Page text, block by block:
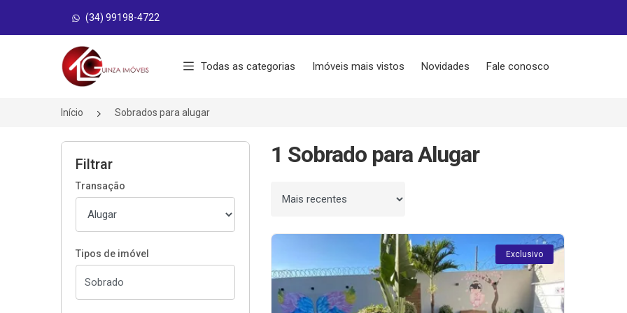
(34) 99198-4722
Página inicial
Todas as categorias Imóveis mais vistos Novidades Fale conosco
Início Sobrados para alugar
Filtrar
Transação
Tipos de imóvel
1 Sobrado para Alugar
Ordenar por
Exclusivo